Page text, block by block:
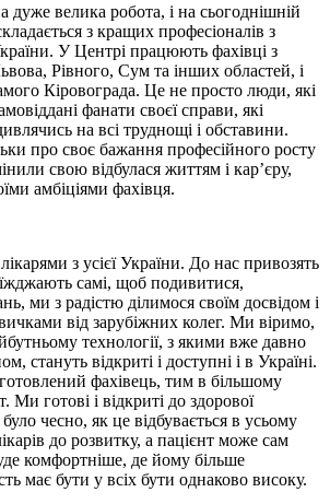
дуже велика робота, і на сьогоднішній
з кращих професіоналів з
У Центрі працюють фахівці з
Рівного, Сум та інших областей, і
Кіровограда. Це не просто люди, які
фанати своєї справи, які
на всі труднощі і обставини.
про своє бажання професійного росту
свою відбулася життям і кар’єру,
амбіціями фахівця.
з усієї України. До нас привозять
самі, щоб подивитися,
ми з радістю ділимося своїм досвідом і
від зарубіжних колег. Ми віримо,
технології, з якими вже давно
стануть відкриті і доступні і в Україні.
фахівець, тим в більшому
Ми готові і відкриті до здорової
чесно, як це відбувається в усьому
до розвитку, а пацієнт може сам
комфортніше, де йому більше
має бути у всіх бути однаково високу.